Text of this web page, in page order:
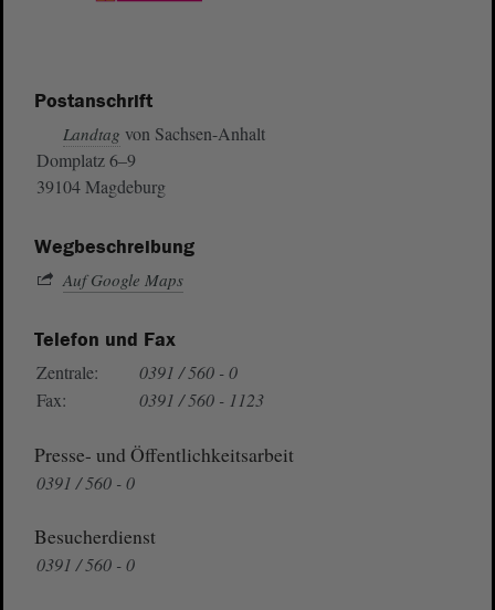
Postanschrift
Landtag von Sachsen-Anhalt
Domplatz 6–9
39104 Magdeburg
Wegbeschreibung
Auf Google Maps
Telefon und Fax
Zentrale:
0391 / 560 - 0
Fax:
0391 / 560 - 1123
Presse- und Öffentlichkeitsarbeit
0391 / 560 - 0
Besucherdienst
0391 / 560 - 0